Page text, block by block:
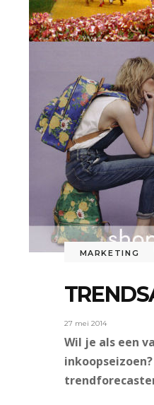
MARKETING
27 mei 2014
Wil je als een